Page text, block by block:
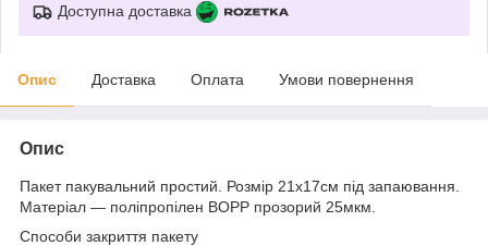
Доступна доставка
Опис Доставка Оплата Умови повернення
Опис
Пакет пакувальний простий. Розмір 21х17см під запаювання.
Матеріал ― поліпропілен BOPP прозорий 25мкм.
Способи закриття пакету